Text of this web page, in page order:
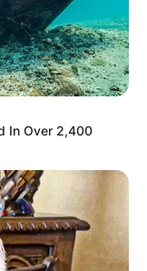
In Over 2,400